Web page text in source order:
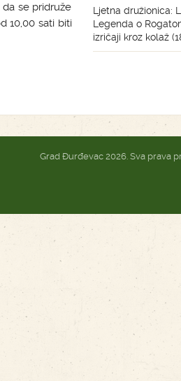
se pridruže
10,00 sati biti
Ljetna družionica:
Legenda o
izričaji kroz kolaž
Grad Đurđevac 2026. Sva prava